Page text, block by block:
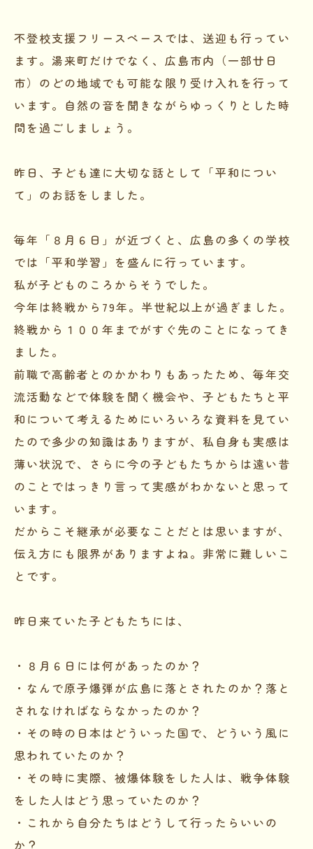
不登校支援フリースペースでは、送迎も行ってい
ます。湯来町だけでなく、広島市内（一部廿日
市）のどの地域でも可能な限り受け入れを行って
います。自然の音を聞きながらゆっくりとした時
間を過ごしましょう。
昨日、子ども達に大切な話として「平和につい
て」のお話をしました。
毎年「８月６日」が近づくと、広島の多くの学校
では「平和学習」を盛んに行っています。
私が子どものころからそうでした。
今年は終戦から79年。半世紀以上が過ぎました。
終戦から１００年までがすぐ先のことになってき
ました。
前職で高齢者とのかかわりもあったため、毎年交
流活動などで体験を聞く機会や、子どもたちと平
和について考えるためにいろいろな資料を見てい
たので多少の知識はありますが、私自身も実感は
薄い状況で、さらに今の子どもたちからは遠い昔
のことではっきり言って実感がわかないと思って
います。
だからこそ継承が必要なことだとは思いますが、
伝え方にも限界がありますよね。非常に難しいこ
とです。
昨日来ていた子どもたちには、
・８月６日には何があったのか？
・なんで原子爆弾が広島に落とされたのか？落と
されなければならなかったのか？
・その時の日本はどういった国で、どういう風に
思われていたのか？
・その時に実際、被爆体験をした人は、戦争体験
をした人はどう思っていたのか？
・これから自分たちはどうして行ったらいいの
か？